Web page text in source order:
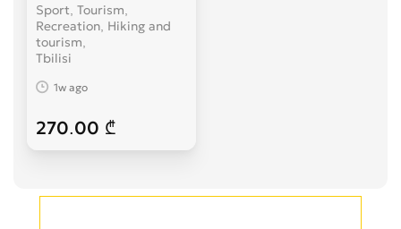
Sport, Tourism,
Recreation, Hiking and
tourism
Tbilisi
1w ago
270.00 ₾